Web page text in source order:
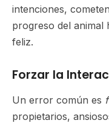
intenciones,
progreso del animal
feliz.
Forzar la
Un error común es
propietarios,